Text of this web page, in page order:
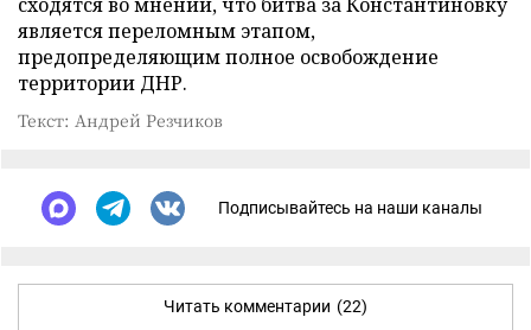
является переломным этапом,
предопределяющим полное освобождение
территории ДНР.
Текст: Андрей Резчиков
Подписывайтесь на наши каналы
Читать комментарии (22)